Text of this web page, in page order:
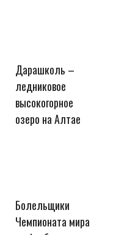
Дарашколь –
ледниковое
высокогорное
озеро на Алтае
Болельщики
Чемпионата мира